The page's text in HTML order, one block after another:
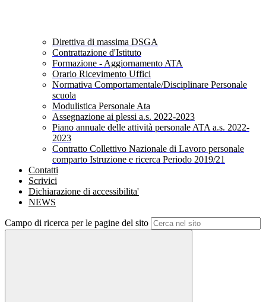
Direttiva di massima DSGA
Contrattazione d'Istituto
Formazione - Aggiornamento ATA
Orario Ricevimento Uffici
Normativa Comportamentale/Disciplinare Personale
scuola
Modulistica Personale Ata
Assegnazione ai plessi a.s. 2022-2023
Piano annuale delle attività personale ATA a.s. 2022-
2023
Contratto Collettivo Nazionale di Lavoro personale
comparto Istruzione e ricerca Periodo 2019/21
Contatti
Scrivici
Dichiarazione di accessibilita'
NEWS
Campo di ricerca per le pagine del sito